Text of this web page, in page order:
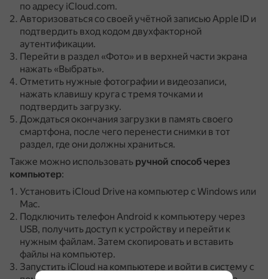
по адресу iCloud.com.
Авторизоваться со своей учётной записью Apple ID и
подтвердить вход кодом двухфакторной
аутентификации.
Перейти в раздел «Фото» и в верхней части экрана
нажать «Выбрать».
Отметить нужные фотографии и видеозаписи,
нажать клавишу круга с тремя точками и
подтвердить загрузку.
Дождаться окончания загрузки в память своего
смартфона, после чего перенести снимки в тот
раздел, где они должны храниться.
Также можно использовать ручной способ через
компьютер:
Установить iCloud Drive на компьютер с Windows или
Mac.
Подключить телефон Android к компьютеру через
USB, получить доступ к устройству и перейти к
нужным файлам. Затем скопировать и вставить
файлы на компьютер.
Запустить iCloud на компьютере и войти в систему с